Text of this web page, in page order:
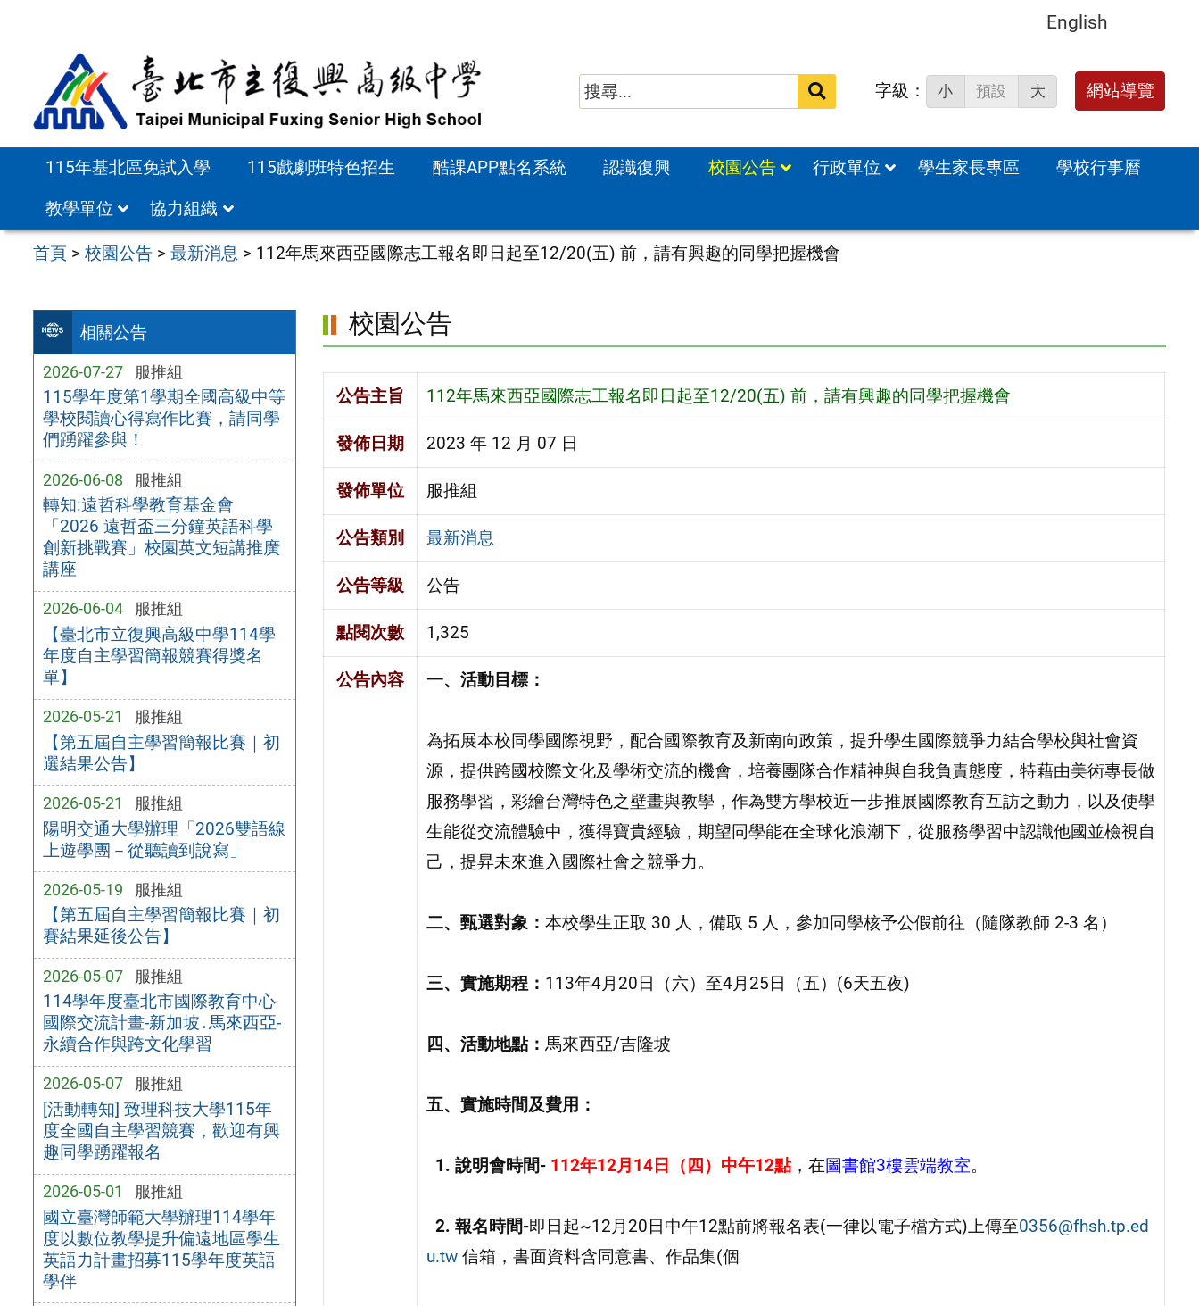
English
搜
字級： 小 預設 大 網站導覽
115年基北區免試入學 115戲劇班特色招生 酷課APP點名系統 認識復興 校園公告 行政單位 學生家長專區
學校行事曆
教學單位
協力組織
首頁 >校園公告 >最新消息 > 112年馬來西亞國際志工報名即日起至12/20(五) 前，請有興趣的同學把握機會
相關公告
2026-07-27 服推組
115學年度第1學期全國高級中等
學校閱讀心得寫作比賽，請同學
們踴躍參與！
2026-06-08 服推組
轉知:遠哲科學教育基金會
「2026 遠哲盃三分鐘英語科學
創新挑戰賽」校園英文短講推廣
講座
2026-06-04 服推組
【臺北市立復興高級中學114學
年度自主學習簡報競賽得獎名
單】
2026-05-21 服推組
【第五屆自主學習簡報比賽｜初
選結果公告】
2026-05-21 服推組
陽明交通大學辦理「2026雙語線
上遊學團－從聽讀到說寫」
2026-05-19 服推組
【第五屆自主學習簡報比賽｜初
賽結果延後公告】
2026-05-07 服推組
114學年度臺北市國際教育中心
國際交流計畫-新加坡․馬來西亞-
永續合作與跨文化學習
2026-05-07 服推組
[活動轉知] 致理科技大學115年
度全國自主學習競賽，歡迎有興
趣同學踴躍報名
2026-05-01 服推組
國立臺灣師範大學辦理114學年
度以數位教學提升偏遠地區學生
英語力計畫招募115學年度英語
學伴
校園公告
公告主旨 112年馬來西亞國際志工報名即日起至12/20(五) 前，請有興趣的同學把握機會
發佈日期 2023 年 12 月 07 日
發佈單位 服推組
公告類別 最新消息
公告等級 公告
點閱次數 1,325
公告內容 一、活動目標：
為拓展本校同學國際視野，配合國際教育及新南向政策，提升學生國際競爭力結合學校與社會資
源，提供跨國校際文化及學術交流的機會，培養團隊合作精神與自我負責態度，特藉由美術專長做
服務學習，彩繪台灣特色之壁畫與教學，作為雙方學校近一步推展國際教育互訪之動力，以及使學
生能從交流體驗中，獲得寶貴經驗，期望同學能在全球化浪潮下，從服務學習中認識他國並檢視自
己，提昇未來進入國際社會之競爭力。
二、 甄選對象： 本校學生正取 30 人，備取 5 人，參加同學核予公假前往（隨隊教師 2-3 名）
三、 實施期程： 113年4月20日（六）至4月25日（五）(6天五夜)
四、活動地點： 馬來西亞/吉隆坡
五、 實施時間及費用：
1. 說明會時間- 112年12月14日（四）中午12點，在圖書館3樓雲端教室。
2. 報名時間-即日起~12月20日中午12點前將報名表(一律以電子檔方式)上傳至0356@fhsh.tp.ed
u.tw信箱，書面資料含同意書、作品集(個